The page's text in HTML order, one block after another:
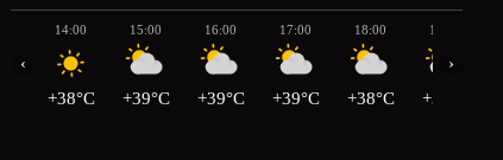
14:00
+38°C
15:00
+39°C
16:00
+39°C
17:00
+39°C
18:00
+38°C
19:00
+37°C
‹ ›